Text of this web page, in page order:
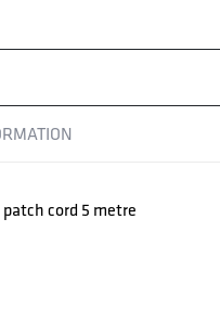
patch cord 5 metre